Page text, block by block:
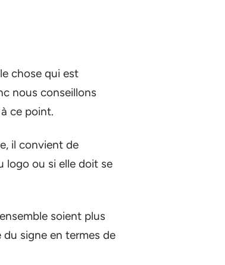
chose qui est
nous conseillons
ce point.
il convient de
logo ou si elle doit se
soient plus
signe en termes de